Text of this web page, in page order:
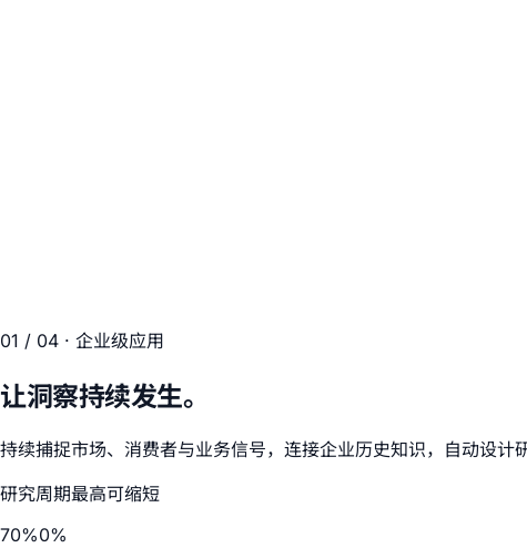
01 / 04 · 企业级应用
让洞察持续发生。
持续捕捉市场、消费者与业务信号，连接企业历史知识，自动设
研究周期最高可缩短
70%0%